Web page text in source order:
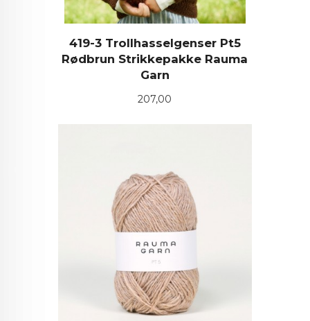
419-3 Trollhasselgenser Pt5
Rødbrun Strikkepakke Rauma
Garn
Pris
207,00